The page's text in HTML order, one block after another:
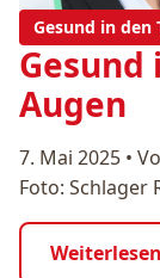
Gesund in den
Gesund
Augen
7. Mai 2025 •
Foto: Schlager
Weiterlesen